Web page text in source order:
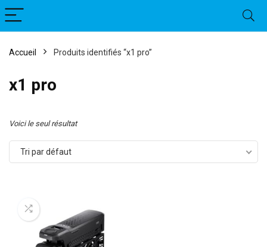
Accueil Produits identifiés “x1 pro”
x1 pro
Voici le seul résultat
Tri par défaut